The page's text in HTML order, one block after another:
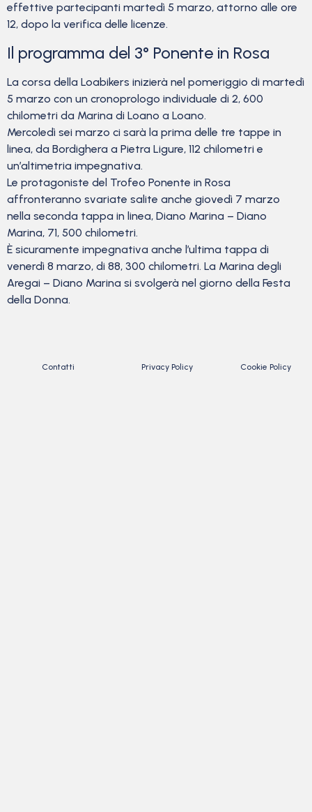
effettive partecipanti martedì 5 marzo, attorno alle ore
12, dopo la verifica delle licenze.
Il programma del 3° Ponente in Rosa
La corsa della Loabikers inizierà nel pomeriggio di martedì
5 marzo con un cronoprologo individuale di 2, 600
chilometri da Marina di Loano a Loano.
Mercoledì sei marzo ci sarà la prima delle tre tappe in
linea, da Bordighera a Pietra Ligure, 112 chilometri e
un’altimetria impegnativa.
Le protagoniste del Trofeo Ponente in Rosa
affronteranno svariate salite anche giovedì 7 marzo
nella seconda tappa in linea, Diano Marina – Diano
Marina, 71, 500 chilometri.
È sicuramente impegnativa anche l’ultima tappa di
venerdì 8 marzo, di 88, 300 chilometri. La Marina degli
Aregai – Diano Marina si svolgerà nel giorno della Festa
della Donna.
Contatti Privacy Policy Cookie Policy